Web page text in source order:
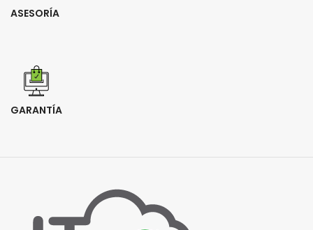
ASESORÍA
GARANTÍA